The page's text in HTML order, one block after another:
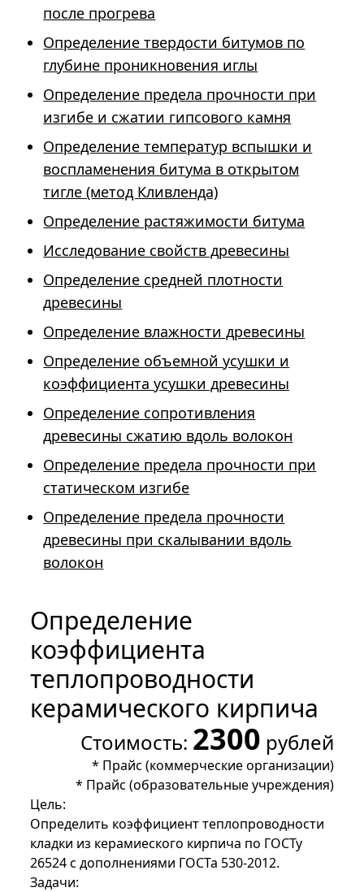
после прогрева
Определение твердости битумов по
глубине проникновения иглы
Определение предела прочности при
изгибе и сжатии гипсового камня
Определение температур вспышки и
воспламенения битума в открытом
тигле (метод Кливленда)
Определение растяжимости битума
Исследование свойств древесины
Определение средней плотности
древесины
Определение влажности древесины
Определение объемной усушки и
коэффициента усушки древесины
Определение сопротивления
древесины сжатию вдоль волокон
Определение предела прочности при
статическом изгибе
Определение предела прочности
древесины при скалывании вдоль
волокон
Определение
коэффициента
теплопроводности
керамического кирпича
Стоимость: 2300 рублей
* Прайс (коммерческие организации)
* Прайс (образовательные учреждения)
Цель:
Определить коэффициент теплопроводности
кладки из керамиеского кирпича по ГОСТу
26524 с дополнениями ГОСТа 530-2012.
Задачи: